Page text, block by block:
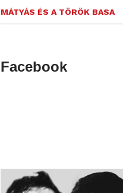
MÁTYÁS ÉS A TÖRÖK BASA
Facebook